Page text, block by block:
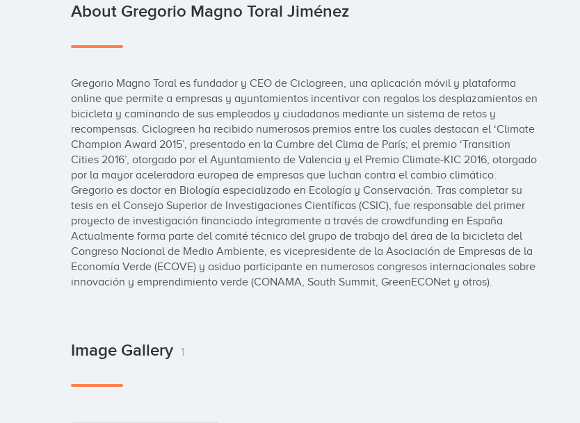
About Gregorio Magno Toral Jiménez
Gregorio Magno Toral es fundador y CEO de Ciclogreen, una aplicación móvil y plataforma
online que permite a empresas y ayuntamientos incentivar con regalos los desplazamientos en
bicicleta y caminando de sus empleados y ciudadanos mediante un sistema de retos y
recompensas. Ciclogreen ha recibido numerosos premios entre los cuales destacan el ‘Climate
Champion Award 2015’, presentado en la Cumbre del Clima de París; el premio ‘Transition
Cities 2016’, otorgado por el Ayuntamiento de Valencia y el Premio Climate-KIC 2016, otorgado
por la mayor aceleradora europea de empresas que luchan contra el cambio climático.
Gregorio es doctor en Biología especializado en Ecología y Conservación. Tras completar su
tesis en el Consejo Superior de Investigaciones Científicas (CSIC), fue responsable del primer
proyecto de investigación financiado íntegramente a través de crowdfunding en España.
Actualmente forma parte del comité técnico del grupo de trabajo del área de la bicicleta del
Congreso Nacional de Medio Ambiente, es vicepresidente de la Asociación de Empresas de la
Economía Verde (ECOVE) y asiduo participante en numerosos congresos internacionales sobre
innovación y emprendimiento verde (CONAMA, South Summit, GreenECONet y otros).
Image Gallery 1